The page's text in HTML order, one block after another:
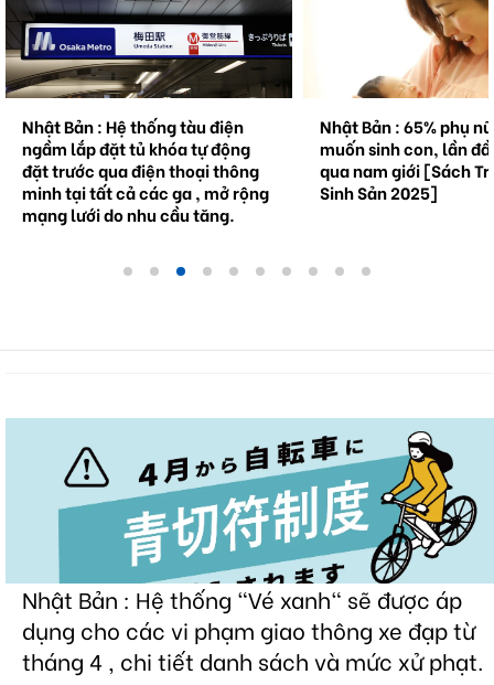
Nhật Bản : Hệ thống tàu điện
ngầm lắp đặt tủ khóa tự động
đặt trước qua điện thoại thông
minh tại tất cả các ga , mở rộng
mạng lưới do nhu cầu tăng.
Nhật Bản : 65% phụ
muốn sinh con, lần
qua nam giới [Sách
Sinh Sản 2025]
Nhật Bản : Hệ thống "Vé xanh" sẽ được áp
dụng cho các vi phạm giao thông xe đạp từ
tháng 4 , chi tiết danh sách và mức xử phạt.